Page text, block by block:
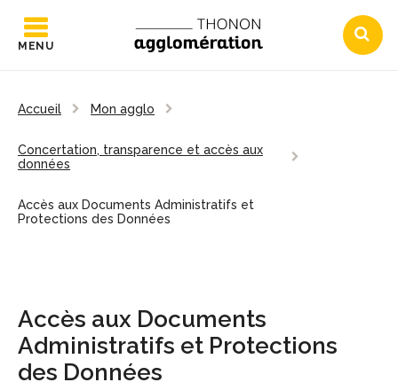
MENU
Accueil Mon agglo
Concertation, transparence et accès aux
données
Accès aux Documents Administratifs et
Protections des Données
Accès aux Documents
Administratifs et Protections
des Données